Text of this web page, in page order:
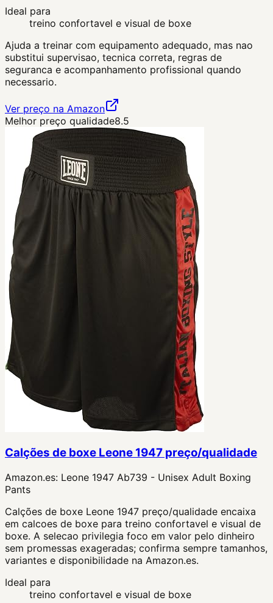
Ideal para
treino confortavel e visual de boxe
Ajuda a treinar com equipamento adequado, mas nao
substitui supervisao, tecnica correta, regras de
seguranca e acompanhamento profissional quando
necessario.
Ver preço na Amazon
Melhor preço qualidade8.5
Calções de boxe Leone 1947 preço/qualidade
Amazon.es: Leone 1947 Ab739 - Unisex Adult Boxing
Pants
Calções de boxe Leone 1947 preço/qualidade encaixa
em calcoes de boxe para treino confortavel e visual de
boxe. A selecao privilegia foco em valor pelo dinheiro
sem promessas exageradas; confirma sempre tamanhos,
variantes e disponibilidade na Amazon.es.
Ideal para
treino confortavel e visual de boxe